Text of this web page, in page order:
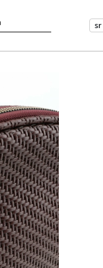
sr